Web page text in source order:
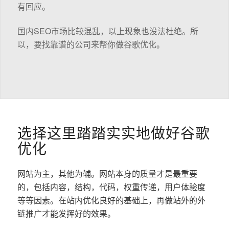
有回应。
国内SEO市场比较混乱，以上现象也没法杜绝。所
以，要找靠谱的公司来帮你做谷歌优化。
选择这里踏踏实实地做好谷歌
优化
网站为主，其他为辅。网站本身的质量才是最重要
的，包括内容，结构，代码，权重传递，用户体验度
等等因素。在站内优化良好的基础上，再做站外的外
链推广才能发挥好的效果。